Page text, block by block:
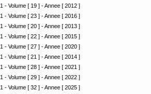
1 - Volume [ 19 ] - Annee [ 2012 ]
1 - Volume [ 23 ] - Annee [ 2016 ]
1 - Volume [ 20 ] - Annee [ 2013 ]
1 - Volume [ 22 ] - Annee [ 2015 ]
1 - Volume [ 27 ] - Annee [ 2020 ]
1 - Volume [ 21 ] - Annee [ 2014 ]
1 - Volume [ 28 ] - Annee [ 2021 ]
1 - Volume [ 29 ] - Annee [ 2022 ]
1 - Volume [ 32 ] - Annee [ 2025 ]